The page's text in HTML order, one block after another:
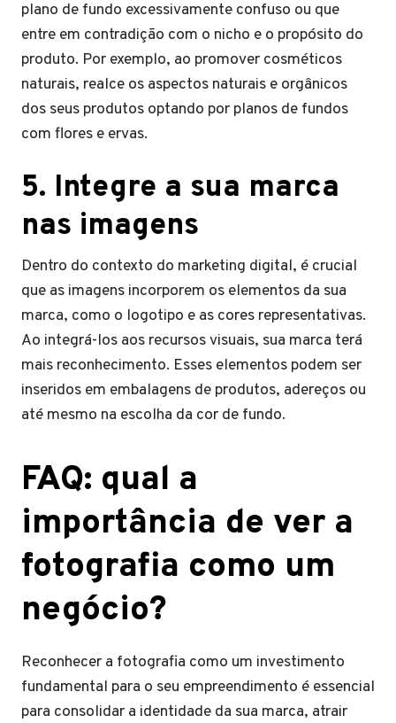
plano de fundo excessivamente confuso ou que
entre em contradição com o nicho e o propósito do
produto. Por exemplo, ao promover cosméticos
naturais, realce os aspectos naturais e orgânicos
dos seus produtos optando por planos de fundos
com flores e ervas.
5. Integre a sua marca
nas imagens
Dentro do contexto do marketing digital, é crucial
que as imagens incorporem os elementos da sua
marca, como o logotipo e as cores representativas.
Ao integrá-los aos recursos visuais, sua marca terá
mais reconhecimento. Esses elementos podem ser
inseridos em embalagens de produtos, adereços ou
até mesmo na escolha da cor de fundo.
FAQ: qual a
importância de ver a
fotografia como um
negócio?
Reconhecer a fotografia como um investimento
fundamental para o seu empreendimento é essencial
para consolidar a identidade da sua marca, atrair